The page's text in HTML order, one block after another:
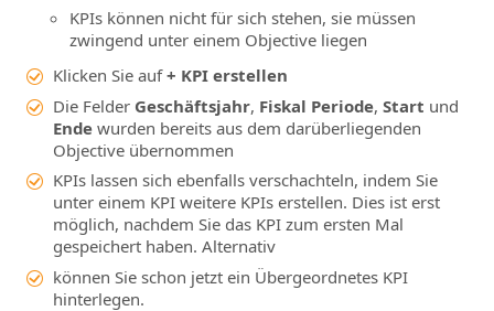
KPIs können nicht für sich stehen, sie müssen
zwingend unter einem Objective liegen
Klicken Sie auf+ KPI erstellen
Die Felder Geschäftsjahr, Fiskal Periode, Start und
Ende wurden bereits aus dem darüberliegenden
Objective übernommen
KPIs lassen sich ebenfalls verschachteln, indem Sie
unter einem KPI weitere KPIs erstellen. Dies ist erst
möglich, nachdem Sie das KPI zum ersten Mal
gespeichert haben. Alternativ
können Sie schon jetzt ein Übergeordnetes KPI
hinterlegen.